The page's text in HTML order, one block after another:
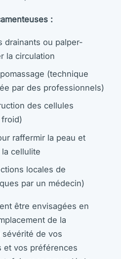
:
drainants ou palper-
la circulation
(technique
par des professionnels)
des cellules
raffermir la peau et
la cellulite
locales de
par un médecin)
être envisagées en
de la
de vos
et vos préférences